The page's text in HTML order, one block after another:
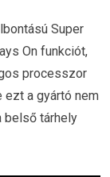
Super
On funkciót,
processzor
ezt a gyártó nem
belső tárhely